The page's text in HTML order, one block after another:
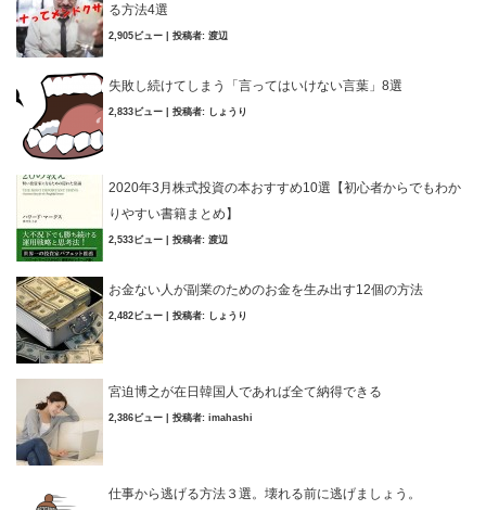
る方法4選
2,905ビュー 投稿者: 渡辺
失敗し続けてしまう「言ってはいけない言葉」8選
2,833ビュー 投稿者: しょうり
2020年3月株式投資の本おすすめ10選【初心者からでもわか
りやすい書籍まとめ】
2,533ビュー 投稿者: 渡辺
お金ない人が副業のためのお金を生み出す12個の方法
2,482ビュー 投稿者: しょうり
宮迫博之が在日韓国人であれば全て納得できる
2,386ビュー 投稿者: imahashi
仕事から逃げる方法３選。壊れる前に逃げましょう。